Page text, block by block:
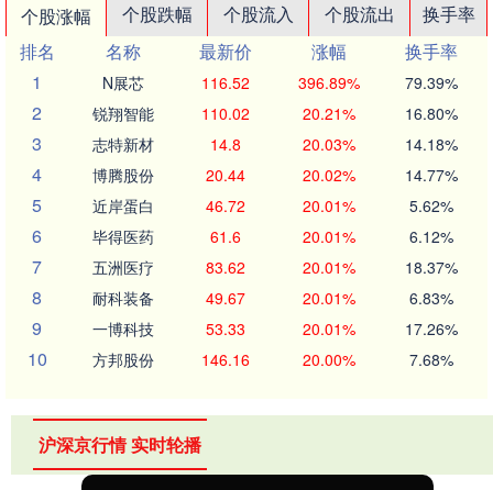
个股涨幅 个股跌幅 个股流入 个股流出
换手率
排名
名称 最新价 涨幅
换手率
1
N展芯 116.52 396.89% 79.39%
2 锐翔智能 110.02 20.21% 16.80%
3 志特新材 14.8 20.03% 14.18%
4 博腾股份 20.44 20.02% 14.77%
5 近岸蛋白 46.72 20.01% 5.62%
6 毕得医药 61.6 20.01% 6.12%
7 五洲医疗 83.62 20.01% 18.37%
8 耐科装备 49.67 20.01% 6.83%
9 一博科技 53.33 20.01% 17.26%
10 方邦股份 146.16 20.00% 7.68%
沪深京行情 实时轮播